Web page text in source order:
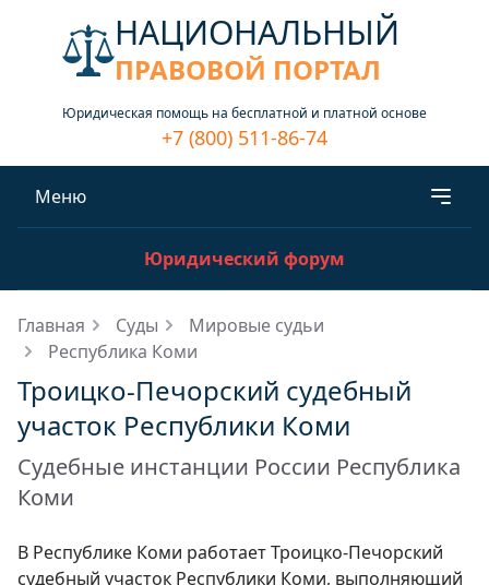
НАЦИОНАЛЬНЫЙ
ПРАВОВОЙ ПОРТАЛ
Юридическая помощь на бесплатной и платной основе
+7 (800) 511-86-74
Меню
Юридический форум
Главная Суды
Мировые судьи
Республика Коми
Троицко-Печорский судебный
участок Республики Коми
Судебные инстанции России Республика
Коми
В Республике Коми работает Троицко-Печорский
судебный участок Республики Коми, выполняющий